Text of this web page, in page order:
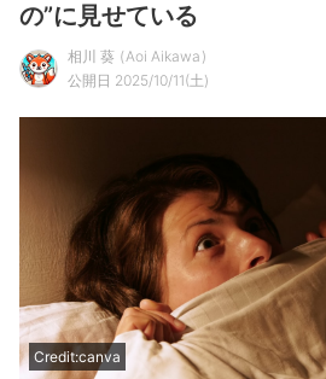
の”に見せている
相川 葵 Aoi Aikawa
公開日 2025/10/11(土)
Credit:canva